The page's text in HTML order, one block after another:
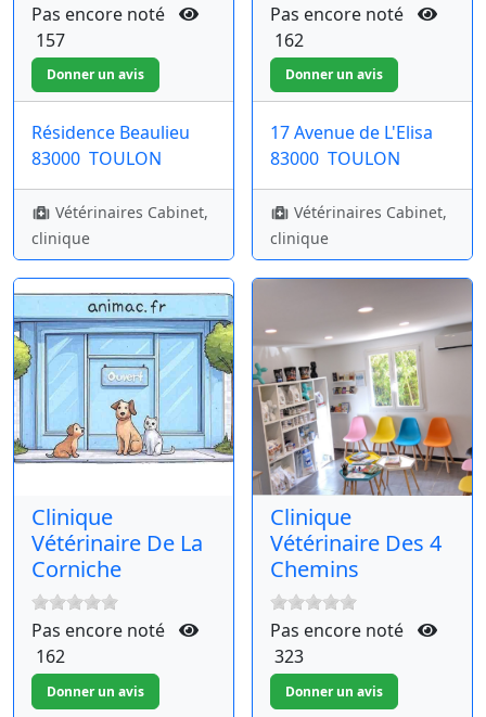
Pas encore noté
157
Résidence Beaulieu
83000 TOULON
Vétérinaires Cabinet,
clinique
Pas encore noté
162
17 Avenue de L'Elisa
83000 TOULON
Vétérinaires Cabinet,
clinique
Clinique
Vétérinaire De La
Corniche
Pas encore noté
162
Clinique
Vétérinaire Des 4
Chemins
Pas encore noté
323